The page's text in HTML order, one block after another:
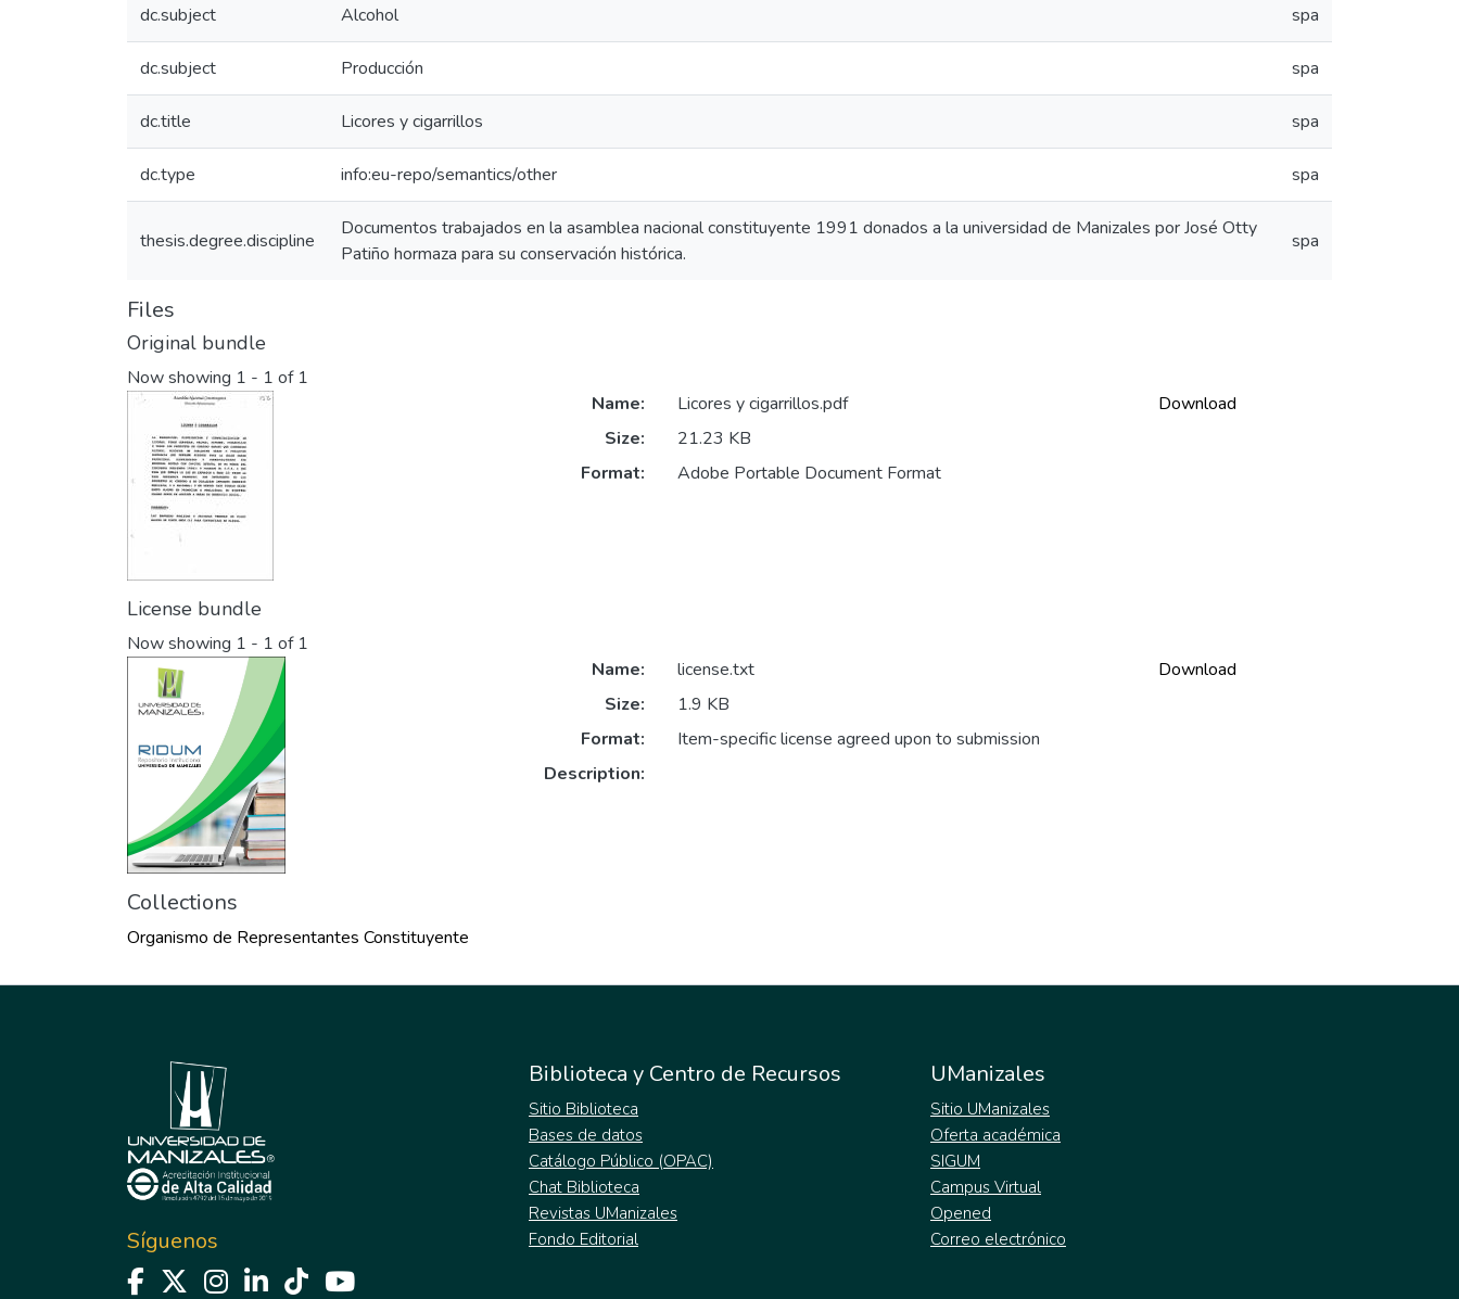
dc.subject Alcohol spa
dc.subject Producción spa
dc.title Licores y cigarrillos spa
dc.type info:eu-repo/semantics/other spa
thesis.degree.discipline
Documentos trabajados en la asamblea nacional constituyente 1991 donados a la universidad de Manizales por José Otty
Patiño hormaza para su conservación histórica.
spa
Files
Original bundle
Now showing 1 - 1 of 1
Name:
Licores y cigarrillos.pdf
Size:
21.23 KB
Format:
Adobe Portable Document Format
Download
License bundle
Now showing 1 - 1 of 1
Name:
license.txt
Size:
1.9 KB
Format:
Item-specific license agreed upon to submission
Description:
Download
Collections
Organismo de Representantes Constituyente
Síguenos
Biblioteca y Centro de Recursos
Sitio Biblioteca
Bases de datos
Catálogo Público (OPAC)
Chat Biblioteca
Revistas UManizales
Fondo Editorial
UManizales
Sitio UManizales
Oferta académica
SIGUM
Campus Virtual
Opened
Correo electrónico